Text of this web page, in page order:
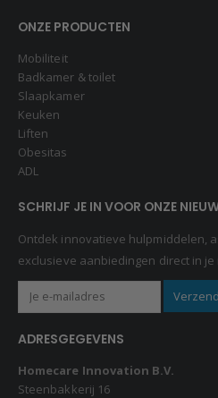
ONZE PRODUCTEN
Mobiliteit
Badkamer & toilet
Slaapkamer
Keuken
Liften
Obesitas
ADL
SCHRIJF JE IN VOOR ONZE
Ontdek innovatieve hulpmiddelen,
exclusieve aanbiedingen direct in je
ADRESGEGEVENS
Homecare Innovation B.V.
Steenbakkerij 16